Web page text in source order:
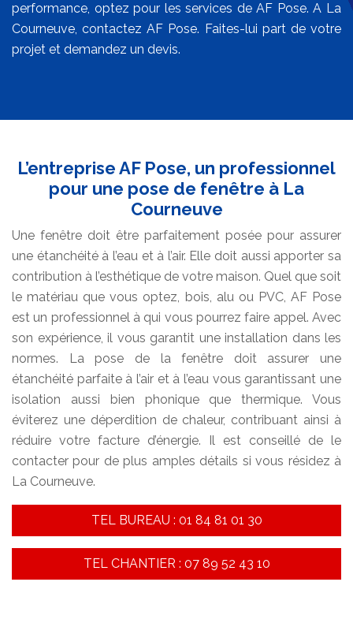
performance, optez pour les services de AF Pose. A La
Courneuve, contactez AF Pose. Faites-lui part de votre
projet et demandez un devis.
L’entreprise AF Pose, un professionnel
pour une pose de fenêtre à La
Courneuve
Une fenêtre doit être parfaitement posée pour assurer
une étanchéité à l’eau et à l’air. Elle doit aussi apporter sa
contribution à l’esthétique de votre maison. Quel que soit
le matériau que vous optez, bois, alu ou PVC, AF Pose
est un professionnel à qui vous pourrez faire appel. Avec
son expérience, il vous garantit une installation dans les
normes. La pose de la fenêtre doit assurer une
étanchéité parfaite à l’air et à l’eau vous garantissant une
isolation aussi bien phonique que thermique. Vous
éviterez une déperdition de chaleur, contribuant ainsi à
réduire votre facture d’énergie. Il est conseillé de le
contacter pour de plus amples détails si vous résidez à
La Courneuve.
TEL BUREAU : 01 84 81 01 30
TEL CHANTIER : 07 89 52 43 10